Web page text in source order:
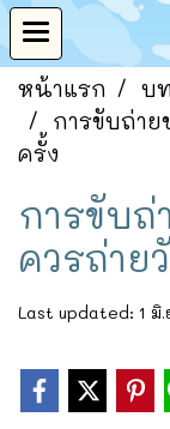
หน้าแรก บ
การขับถ่า
ครั้ง
การขับถ่
ควรถ่าย
Last updated: 1 มิ.